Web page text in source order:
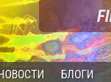
БЛОГИ